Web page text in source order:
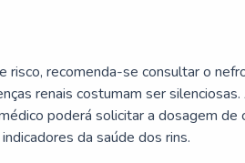
risco, recomenda-se consultar o
renais costumam ser
poderá solicitar a dosagem de
da saúde dos rins.